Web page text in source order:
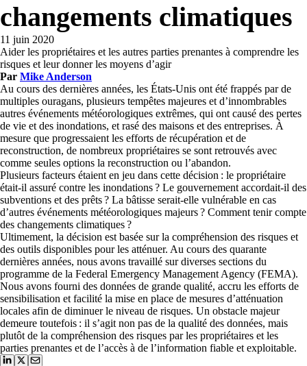
changements climatiques
11 juin 2020
Aider les propriétaires et les autres parties prenantes à comprendre les
risques et leur donner les moyens d’agir
Par Mike Anderson
Au cours des dernières années, les États-Unis ont été frappés par de
multiples ouragans, plusieurs tempêtes majeures et d’innombrables
autres événements météorologiques extrêmes, qui ont causé des pertes
de vie et des inondations, et rasé des maisons et des entreprises. À
mesure que progressaient les efforts de récupération et de
reconstruction, de nombreux propriétaires se sont retrouvés avec
comme seules options la reconstruction ou l’abandon.
Plusieurs facteurs étaient en jeu dans cette décision : le propriétaire
était-il assuré contre les inondations ? Le gouvernement accordait-il des
subventions et des prêts ? La bâtisse serait-elle vulnérable en cas
d’autres événements météorologiques majeurs ? Comment tenir compte
des changements climatiques ?
Ultimement, la décision est basée sur la compréhension des risques et
des outils disponibles pour les atténuer. Au cours des quarante
dernières années, nous avons travaillé sur diverses sections du
programme de la Federal Emergency Management Agency (FEMA).
Nous avons fourni des données de grande qualité, accru les efforts de
sensibilisation et facilité la mise en place de mesures d’atténuation
locales afin de diminuer le niveau de risques. Un obstacle majeur
demeure toutefois : il s’agit non pas de la qualité des données, mais
plutôt de la compréhension des risques par les propriétaires et les
parties prenantes et de l’accès à de l’information fiable et exploitable.